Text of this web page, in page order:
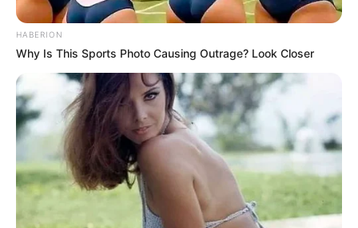
HABERION
Why Is This Sports Photo Causing Outrage? Look Closer